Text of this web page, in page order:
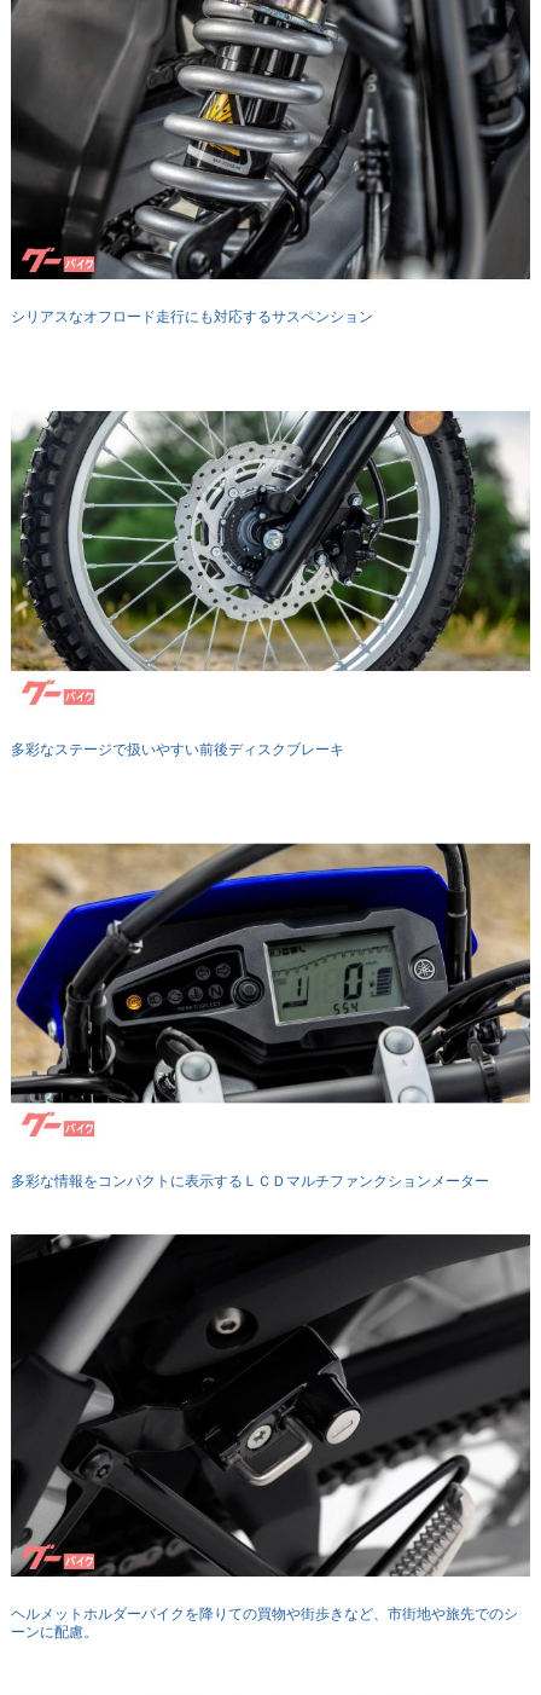
シリアスなオフロード走行にも対応するサスペンション
多彩なステージで扱いやすい前後ディスクブレーキ
多彩な情報をコンパクトに表示するＬＣＤマルチファンクションメーター
ヘルメットホルダーバイクを降りての買物や街歩きなど、市街地や旅先でのシ
ーンに配慮。